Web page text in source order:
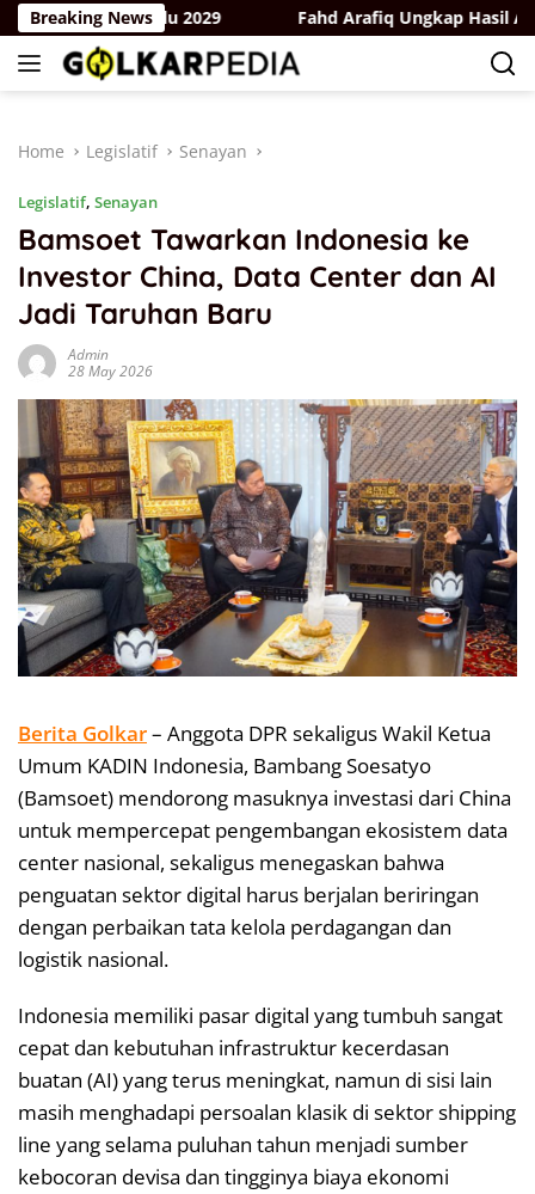
Skip
to
content
Breaking News
Pemilu 2029 Fahd Arafiq Ungkap Hasil Audit
Home Legislatif Senayan
Legislatif, Senayan
Bamsoet Tawarkan Indonesia ke
Investor China, Data Center dan AI
Jadi Taruhan Baru
Admin
28 May 2026
Berita Golkar– Anggota DPR sekaligus Wakil Ketua
Umum KADIN Indonesia, Bambang Soesatyo
(Bamsoet) mendorong masuknya investasi dari China
untuk mempercepat pengembangan ekosistem data
center nasional, sekaligus menegaskan bahwa
penguatan sektor digital harus berjalan beriringan
dengan perbaikan tata kelola perdagangan dan
logistik nasional.
Indonesia memiliki pasar digital yang tumbuh sangat
cepat dan kebutuhan infrastruktur kecerdasan
buatan (AI) yang terus meningkat, namun di sisi lain
masih menghadapi persoalan klasik di sektor shipping
line yang selama puluhan tahun menjadi sumber
kebocoran devisa dan tingginya biaya ekonomi